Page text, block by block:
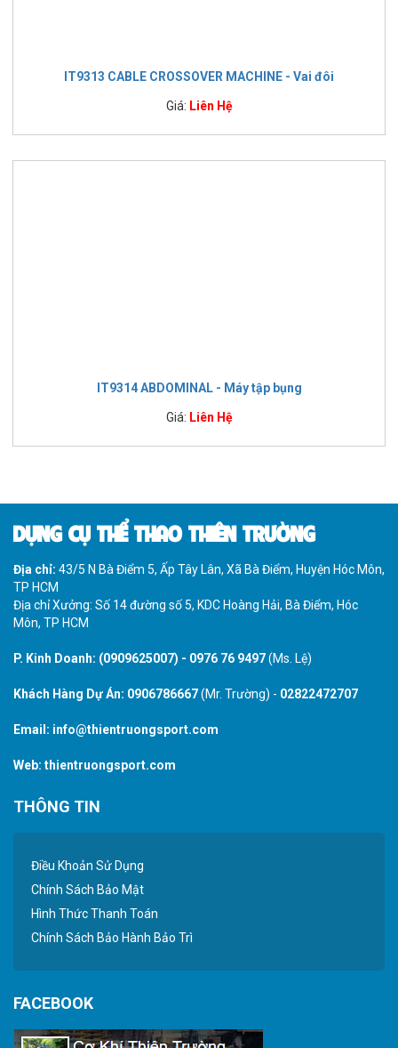
IT9313 CABLE CROSSOVER MACHINE - Vai đôi
Giá: Liên Hệ
IT9314 ABDOMINAL - Máy tập bụng
Giá: Liên Hệ
DỤNG CỤ THỂ THAO THIÊN TRƯỜNG
Địa chỉ: 43/5 N Bà Điểm 5, Ấp Tây Lân, Xã Bà Điểm, Huyện Hóc Môn,
TP HCM
Địa chỉ Xưởng: Số 14 đường số 5, KDC Hoàng Hải, Bà Điểm, Hóc
Môn, TP HCM
P. Kinh Doanh: (0909625007) - 0976 76 9497(Ms. Lệ)
Khách Hàng Dự Án: 0906786667(Mr. Trường) - 02822472707
Email: info@thientruongsport.com
Web: thientruongsport.com
THÔNG TIN
Điều Khoản Sử Dụng
Chính Sách Bảo Mật
Hình Thức Thanh Toán
Chính Sách Bảo Hành Bảo Trì
FACEBOOK